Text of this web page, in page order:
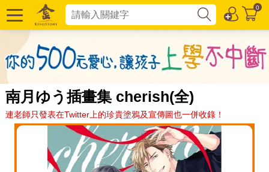
0
南月ゆう插畫集 cherish(全)
連老師只發表在Twitter上的珍貴塗鴉及宣傳圖也一併收錄！